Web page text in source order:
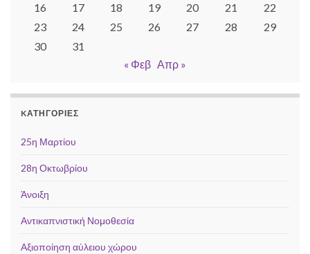
16
17 18 19 20 21
22
23
24 25 26 27 28
29
30
31
« Φεβ Απρ »
KΑΤΗΓΟΡΊΕΣ
25η Μαρτίου
28η Οκτωβρίου
Άνοιξη
Αντικαπνιστική Νομοθεσία
Αξιοποίηση αύλειου χώρου